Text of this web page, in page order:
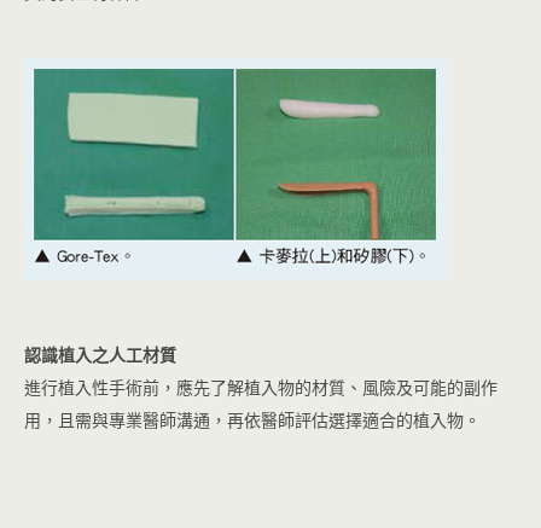
認識植入之人工材質
進行植入性手術前，應先了解植入物的材質、風險及可能的副作
用，且需與專業醫師溝通，再依醫師評估選擇適合的植入物。